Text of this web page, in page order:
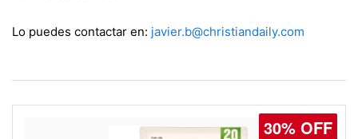
Lo puedes contactar en: javier.b@christiandaily.com
30% OFF